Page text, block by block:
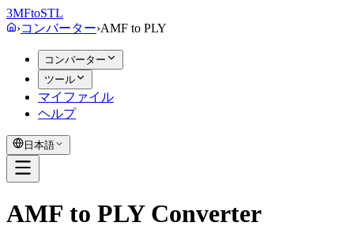
3MFtoSTL
›コンバーター›AMF to PLY
コンバーター
ツール
マイファイル
ヘルプ
日本語
AMF to PLY Converter